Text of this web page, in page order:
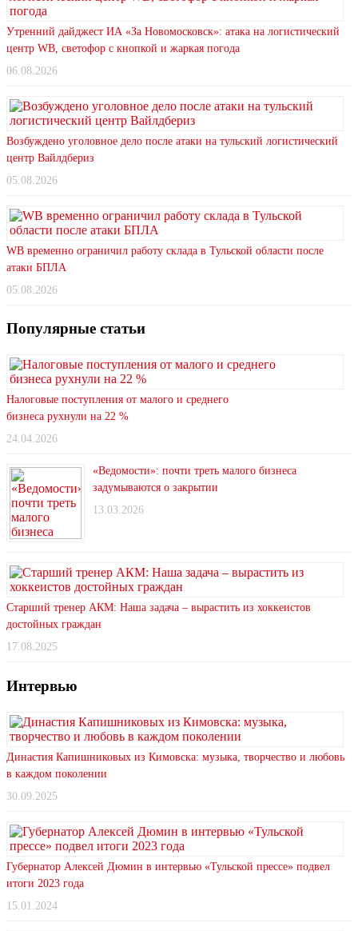
Утренний дайджест ИА «За Новомосковск»: атака на логистический
центр WB, светофор с кнопкой и жаркая погода
06.08.2026
Возбуждено уголовное дело после атаки на тульский логистический
центр Вайлдбериз
05.08.2026
WB временно ограничил работу склада в Тульской области после
атаки БПЛА
05.08.2026
Популярные статьи
Налоговые поступления от малого и среднего
бизнеса рухнули на 22 %
24.04.2026
«Ведомости»: почти треть малого бизнеса
задумываются о закрытии
13.03.2026
Старший тренер АКМ: Наша задача – вырастить из хоккеистов
достойных граждан
17.08.2025
Интервью
Династия Капишниковых из Кимовска: музыка, творчество и любовь
в каждом поколении
30.09.2025
Губернатор Алексей Дюмин в интервью «Тульской прессе» подвел
итоги 2023 года
15.01.2024